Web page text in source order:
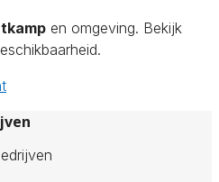
en omgeving. Bekijk